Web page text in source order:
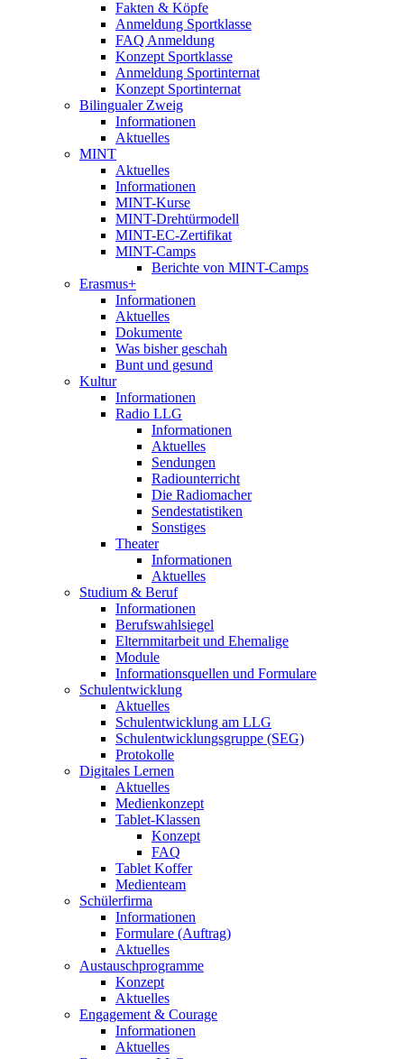
Fakten & Köpfe
Anmeldung Sportklasse
FAQ Anmeldung
Konzept Sportklasse
Anmeldung Sportinternat
Konzept Sportinternat
Bilingualer Zweig
Informationen
Aktuelles
MINT
Aktuelles
Informationen
MINT-Kurse
MINT-Drehtürmodell
MINT-EC-Zertifikat
MINT-Camps
Berichte von MINT-Camps
Erasmus+
Informationen
Aktuelles
Dokumente
Was bisher geschah
Bunt und gesund
Kultur
Informationen
Radio LLG
Informationen
Aktuelles
Sendungen
Radiounterricht
Die Radiomacher
Sendestatistiken
Sonstiges
Theater
Informationen
Aktuelles
Studium & Beruf
Informationen
Berufswahlsiegel
Elternmitarbeit und Ehemalige
Module
Informationsquellen und Formulare
Schulentwicklung
Aktuelles
Schulentwicklung am LLG
Schulentwicklungsgruppe (SEG)
Protokolle
Digitales Lernen
Aktuelles
Medienkonzept
Tablet-Klassen
Konzept
FAQ
Tablet Koffer
Medienteam
Schülerfirma
Informationen
Formulare (Auftrag)
Aktuelles
Austauschprogramme
Konzept
Aktuelles
Engagement & Courage
Informationen
Aktuelles